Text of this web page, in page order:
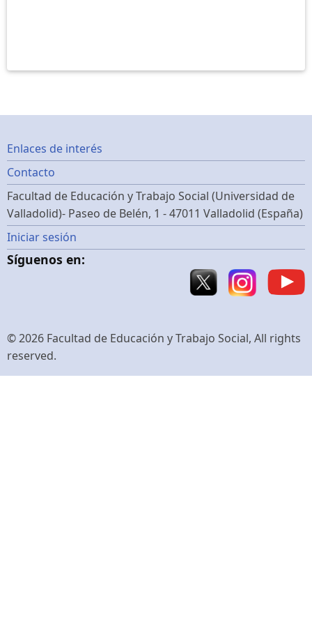
Footer
menu
Enlaces de interés
Contacto
Facultad de Educación y Trabajo Social (Universidad de
Valladolid)- Paseo de Belén, 1 - 47011 Valladolid (España)
Menú
de
de
usuario
Iniciar sesión
Síguenos en:
© 2026 Facultad de Educación y Trabajo Social, All rights
reserved.